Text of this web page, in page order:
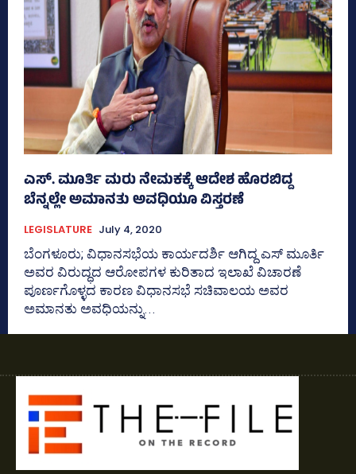
ಎಸ್‌. ಮೂರ್ತಿ ಮರು ನೇಮಕಕ್ಕೆ ಆದೇಶ ಹೊರಬಿದ್ದ
ಬೆನ್ನಲ್ಲೇ ಅಮಾನತು ಅವಧಿಯೂ ವಿಸ್ತರಣೆ
LEGISLATURE July 4, 2020
ಬೆಂಗಳೂರು; ವಿಧಾನಸಭೆಯ ಕಾರ್ಯದರ್ಶಿ ಆಗಿದ್ದ ಎಸ್‌ ಮೂರ್ತಿ
ಅವರ ವಿರುದ್ಧದ ಆರೋಪಗಳ ಕುರಿತಾದ ಇಲಾಖೆ ವಿಚಾರಣೆ
ಪೂರ್ಣಗೊಳ್ಳದ ಕಾರಣ ವಿಧಾನಸಭೆ ಸಚಿವಾಲಯ ಅವರ
ಅಮಾನತು ಅವಧಿಯನ್ನು...